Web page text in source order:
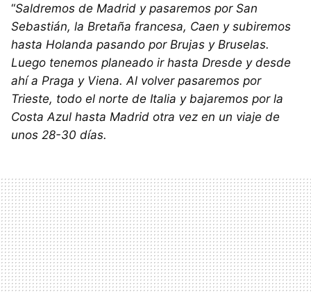
“Saldremos de Madrid y pasaremos por San
Sebastián, la Bretaña francesa, Caen y subiremos
hasta Holanda pasando por Brujas y Bruselas.
Luego tenemos planeado ir hasta Dresde y desde
ahí a Praga y Viena. Al volver pasaremos por
Trieste, todo el norte de Italia y bajaremos por la
Costa Azul hasta Madrid otra vez en un viaje de
unos 28-30 días.